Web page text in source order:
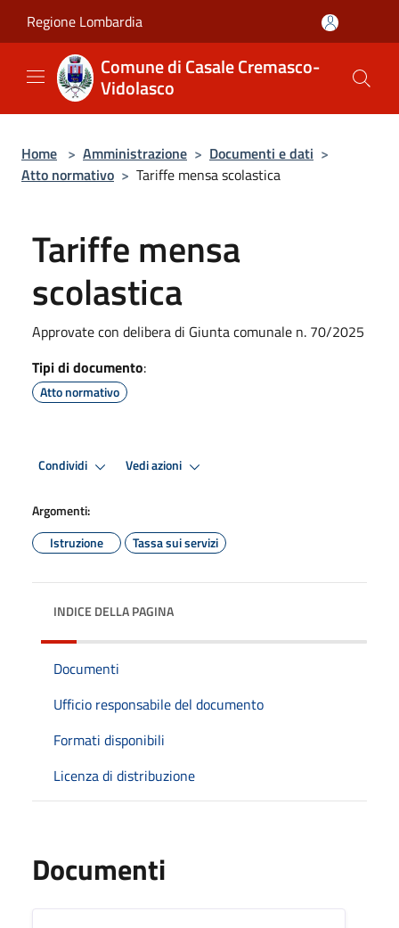
Regione Lombardia
Comune di Casale Cremasco-
Vidolasco
Home > Amministrazione > Documenti e dati >
Atto normativo > Tariffe mensa scolastica
Tariffe mensa
scolastica
Approvate con delibera di Giunta comunale n. 70/2025
Tipi di documento:
Atto normativo
Condividi Vedi azioni
Argomenti:
Istruzione
Tassa sui servizi
INDICE DELLA PAGINA
Documenti
Ufficio responsabile del documento
Formati disponibili
Licenza di distribuzione
Documenti